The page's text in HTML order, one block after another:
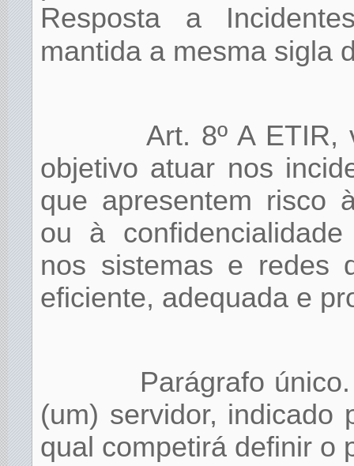
Resposta a
mantida a mesma sigla
Art. 8º A ETIR,
objetivo atuar nos
que apresentem risco
ou à
nos sistemas e redes
eficiente, adequada e
Parágrafo
(um) servidor, indicado
qual competirá definir o